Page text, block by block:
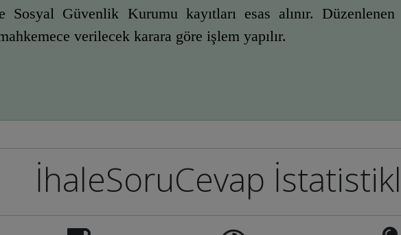
Sosyal Güvenlik Kurumu kayıtları esas alınır.
verilecek karara göre işlem yapılır.
İhaleSoruCevap